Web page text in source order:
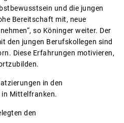
und die jungen
Bereitschaft mit, neue
so Köninger weiter. Der
den jungen Berufskollegen sind
Diese Erfahrungen motivieren,
in den
in Mittelfranken.
den